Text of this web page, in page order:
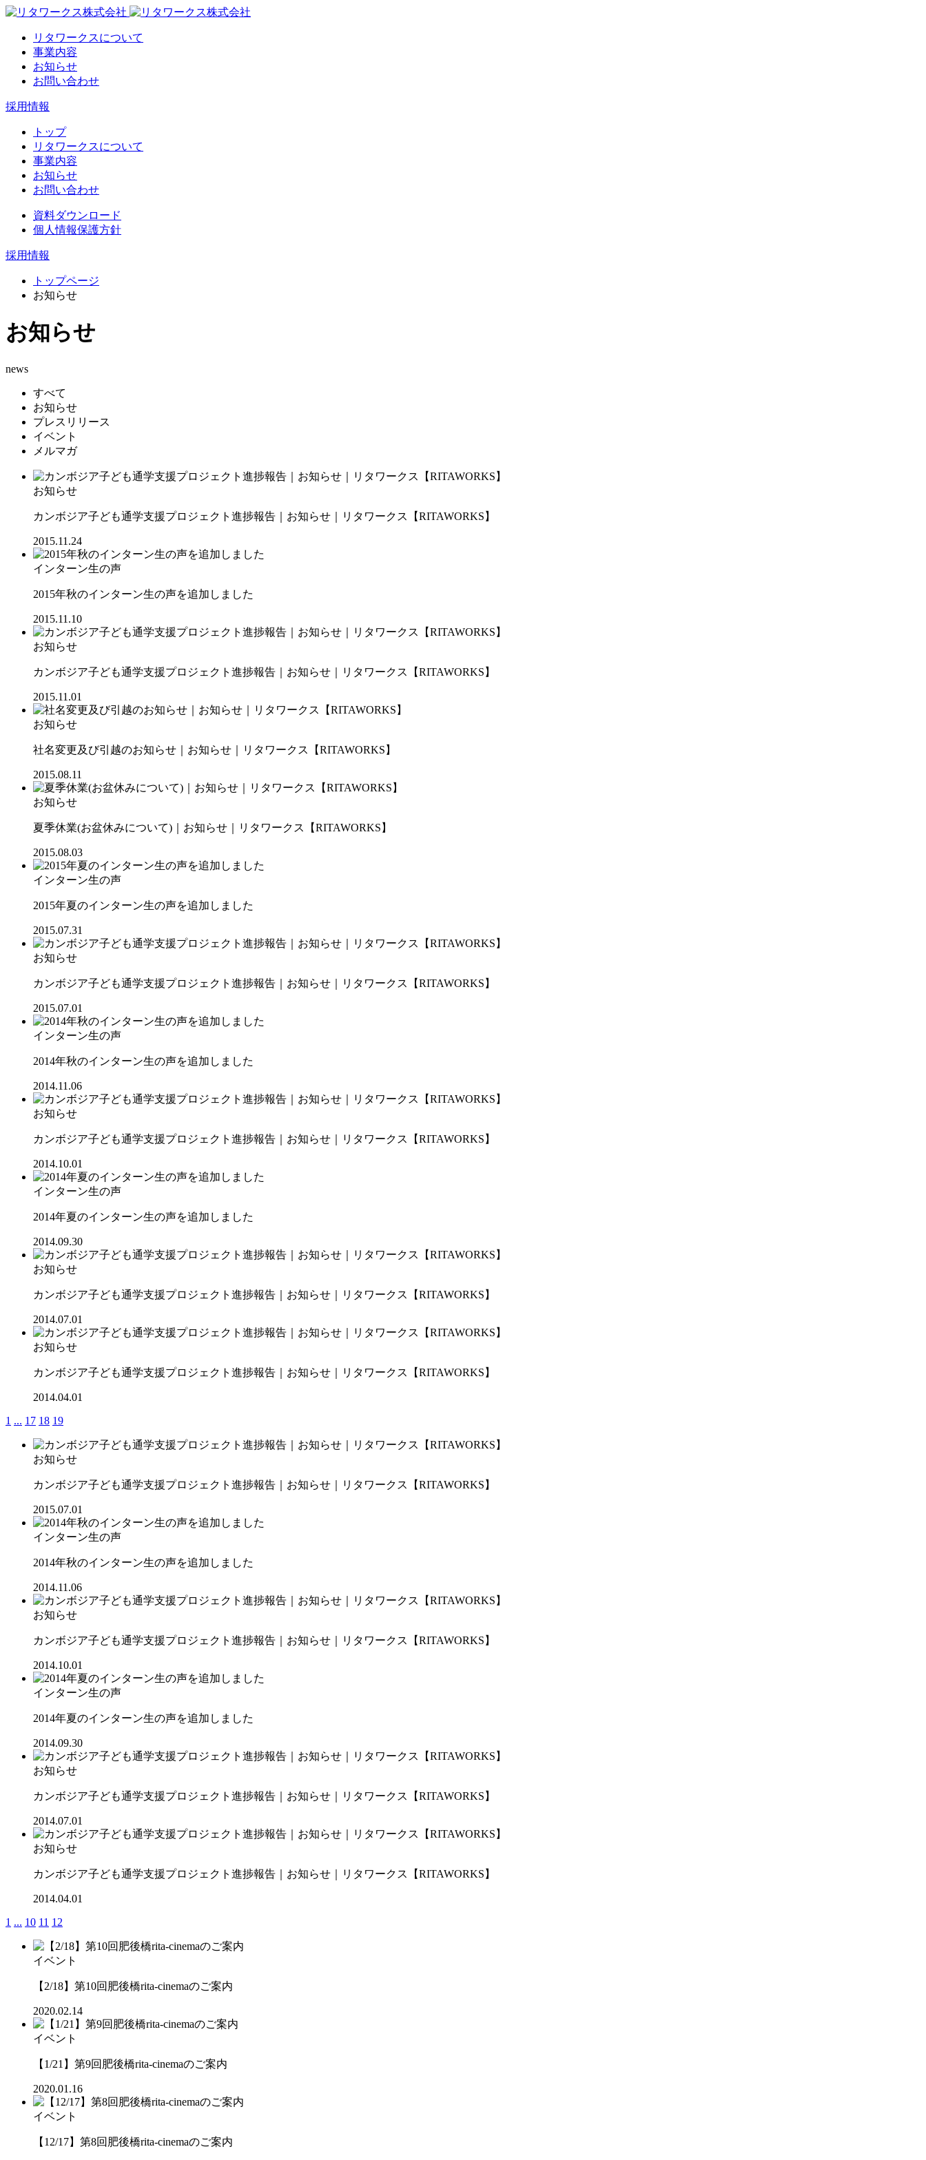
リタワークスについて
事業内容
お知らせ
お問い合わせ
採用情報
トップ
リタワークスについて
事業内容
お知らせ
お問い合わせ
資料ダウンロード
個人情報保護方針
採用情報
トップページ
お知らせ
お知らせ
news
すべて
お知らせ
プレスリリース
イベント
メルマガ
お知らせ
カンボジア子ども通学支援プロジェクト進捗報告｜お知らせ｜リタワークス【RITAWORKS】
2015.11.24
インターン生の声
2015年秋のインターン生の声を追加しました
2015.11.10
お知らせ
カンボジア子ども通学支援プロジェクト進捗報告｜お知らせ｜リタワークス【RITAWORKS】
2015.11.01
お知らせ
社名変更及び引越のお知らせ｜お知らせ｜リタワークス【RITAWORKS】
2015.08.11
お知らせ
夏季休業(お盆休みについて)｜お知らせ｜リタワークス【RITAWORKS】
2015.08.03
インターン生の声
2015年夏のインターン生の声を追加しました
2015.07.31
お知らせ
カンボジア子ども通学支援プロジェクト進捗報告｜お知らせ｜リタワークス【RITAWORKS】
2015.07.01
インターン生の声
2014年秋のインターン生の声を追加しました
2014.11.06
お知らせ
カンボジア子ども通学支援プロジェクト進捗報告｜お知らせ｜リタワークス【RITAWORKS】
2014.10.01
インターン生の声
2014年夏のインターン生の声を追加しました
2014.09.30
お知らせ
カンボジア子ども通学支援プロジェクト進捗報告｜お知らせ｜リタワークス【RITAWORKS】
2014.07.01
お知らせ
カンボジア子ども通学支援プロジェクト進捗報告｜お知らせ｜リタワークス【RITAWORKS】
2014.04.01
1 ... 17 18 19
お知らせ
カンボジア子ども通学支援プロジェクト進捗報告｜お知らせ｜リタワークス【RITAWORKS】
2015.07.01
インターン生の声
2014年秋のインターン生の声を追加しました
2014.11.06
お知らせ
カンボジア子ども通学支援プロジェクト進捗報告｜お知らせ｜リタワークス【RITAWORKS】
2014.10.01
インターン生の声
2014年夏のインターン生の声を追加しました
2014.09.30
お知らせ
カンボジア子ども通学支援プロジェクト進捗報告｜お知らせ｜リタワークス【RITAWORKS】
2014.07.01
お知らせ
カンボジア子ども通学支援プロジェクト進捗報告｜お知らせ｜リタワークス【RITAWORKS】
2014.04.01
1 ... 10 11 12
イベント
【2/18】第10回肥後橋rita-cinemaのご案内
2020.02.14
イベント
【1/21】第9回肥後橋rita-cinemaのご案内
2020.01.16
イベント
【12/17】第8回肥後橋rita-cinemaのご案内